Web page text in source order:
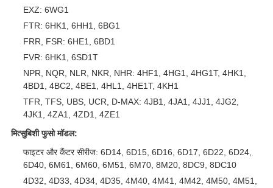
EXZ: 6WG1
FTR: 6HK1, 6HH1, 6BG1
FRR, FSR: 6HE1, 6BD1
FVR: 6HK1, 6SD1T
NPR, NQR, NLR, NKR, NHR: 4HF1, 4HG1, 4HG1T, 4HK1,
4BD1, 4BC2, 4BE1, 4HL1, 4HE1T, 4KH1
TFR, TFS, UBS, UCR, D-MAX: 4JB1, 4JA1, 4JJ1, 4JG2,
4JK1, 4ZA1, 4ZD1, 4ZE1
मित्सुबिशी फुसो मॉडल:
फाइटर और कैंटर सीरीज: 6D14, 6D15, 6D16, 6D17, 6D22, 6D24,
6D40, 6M61, 6M60, 6M51, 6M70, 8M20, 8DC9, 8DC10
4D32, 4D33, 4D34, 4D35, 4M40, 4M41, 4M42, 4M50, 4M51,